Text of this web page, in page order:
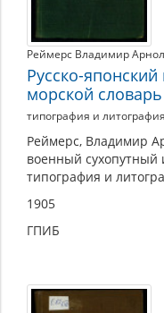
Реймерс Владимир
Русско-
морской словарь
типография и
Реймерс, Владимир
военный сухопутный
типография и
1905
ГПИБ